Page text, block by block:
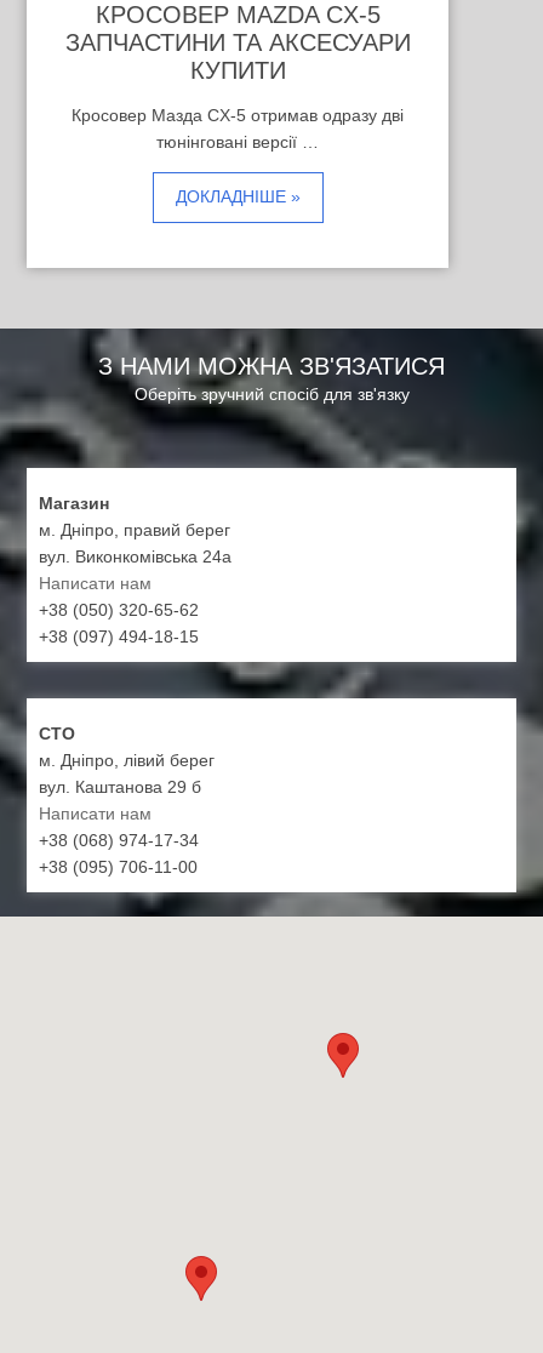
КРОСОВЕР MAZDA CX-5
ЗАПЧАСТИНИ ТА АКСЕСУАРИ
КУПИТИ
Кросовер Мазда CX-5 отримав одразу дві
тюнінговані версії …
ДОКЛАДНІШЕ »
З НАМИ МОЖНА ЗВ'ЯЗАТИСЯ
Оберіть зручний спосіб для зв'язку
Магазин
м. Дніпро, правий берег
вул. Виконкомівська 24а
Написати нам
+38 (050) 320-65-62
+38 (097) 494-18-15
СТО
м. Дніпро, лівий берег
вул. Каштанова 29 б
Написати нам
+38 (068) 974-17-34
+38 (095) 706-11-00